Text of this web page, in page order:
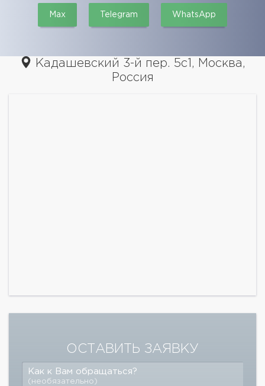
Max Telegram WhatsApp
Кадашевский 3-й пер. 5с1, Москва,
Россия
ОСТАВИТЬ ЗАЯВКУ
Как к Вам обращаться?
(необязательно)